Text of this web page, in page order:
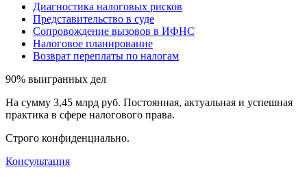
Диагностика налоговых рисков
Представительство в суде
Сопровождение вызовов в ИФНС
Налоговое планирование
Возврат переплаты по налогам
90% выигранных дел
На сумму 3,45 млрд руб. Постоянная, актуальная и успешная
практика в сфере налогового права.
Строго конфиденциально.
Консультация